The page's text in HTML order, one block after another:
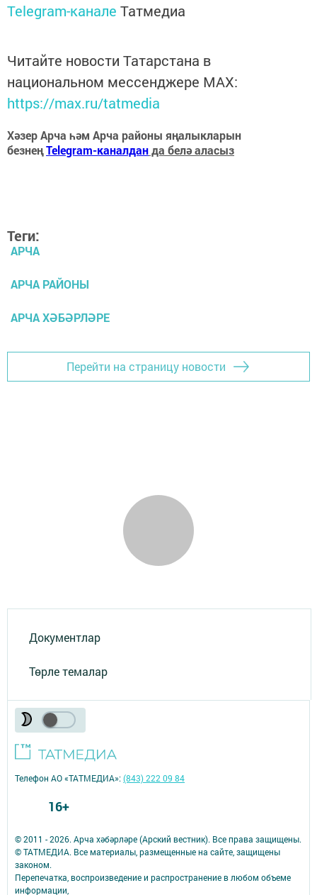
Telegram-канале Татмедиа
Читайте новости Татарстана в
национальном мессенджере MАХ:
https://max.ru/tatmedia
Хәзер Арча һәм Арча районы яңалыкларын
безнеңTelegram-каналданда белә аласыз
Теги:
АРЧА
АРЧА РАЙОНЫ
АРЧА ХӘБӘРЛӘРЕ
Перейти на страницу новости
Документлар
Төрле темалар
© 2011 - 2026. Арча хәбәрләре (Арский вестник). Все права защищены.
© ТАТМЕДИА. Все материалы, размещенные на сайте, защищены
законом.
Перепечатка, воспроизведение и распространение в любом объеме
информации,
Телефон АО «ТАТМЕДИА»:(843) 222 09 84
16+